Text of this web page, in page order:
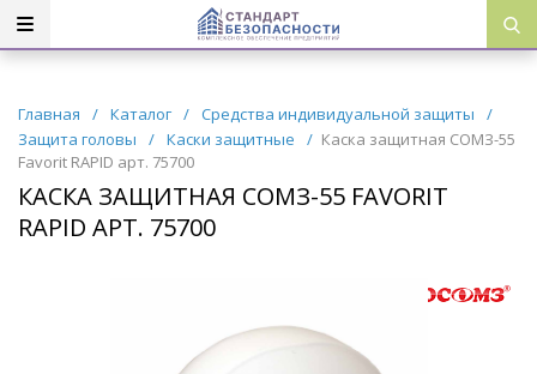
Главная / Каталог / Средства индивидуальной защиты
/
Защита головы
/ Каски защитные / Каска защитная СОМЗ-55
Favorit RAPID арт. 75700
КАСКА ЗАЩИТНАЯ СОМЗ-55 FAVORIT
RAPID АРТ. 75700